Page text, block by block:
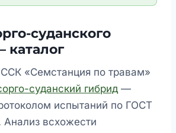
суданского
каталог
«Семстанция по травам»
суданский гибрид —
испытаний по ГОСТ
всхожести